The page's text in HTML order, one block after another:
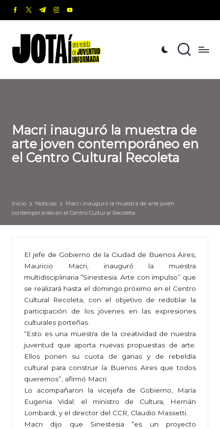
Saltar
contenido
facebook.com
twitter.com
t.me instagram.com
youtube.com
o
t
revista
de
Informada
Macri inauguró la muestra de
arte joven contemporáneo en
el Centro Cultural Recoleta
Inicio Noticias
Macri inauguró la muestra de arte joven
contemporáneo en el Centro Cultural Recoleta
El jefe de Gobierno de la Ciudad de Buenos Aires,
Mauricio Macri, inauguró la muestra
multidisciplinaria “Sinestesia. Arte con impulso” que
se realizará hasta el domingo próximo en el Centro
Cultural Recoleta, con el objetivo de redoblar la
participación de los jóvenes en las expresiones
culturales porteñas.
“Esto es una muestra de la creatividad de nuestra
juventud que aporta nuevas propuestas de arte.
Ellos ponen su cuota de ganas y de rebeldía
cultural para construir la Buenos Aires que todos
queremos”, afirmó Macri.
Lo acompañaron la vicejefa de Gobierno, María
Eugenia Vidal; el ministro de Cultura, Hernán
Lombardi, y el director del CCR, Claudio Massetti.
Macri dijo que Sinestesia “es un proyecto